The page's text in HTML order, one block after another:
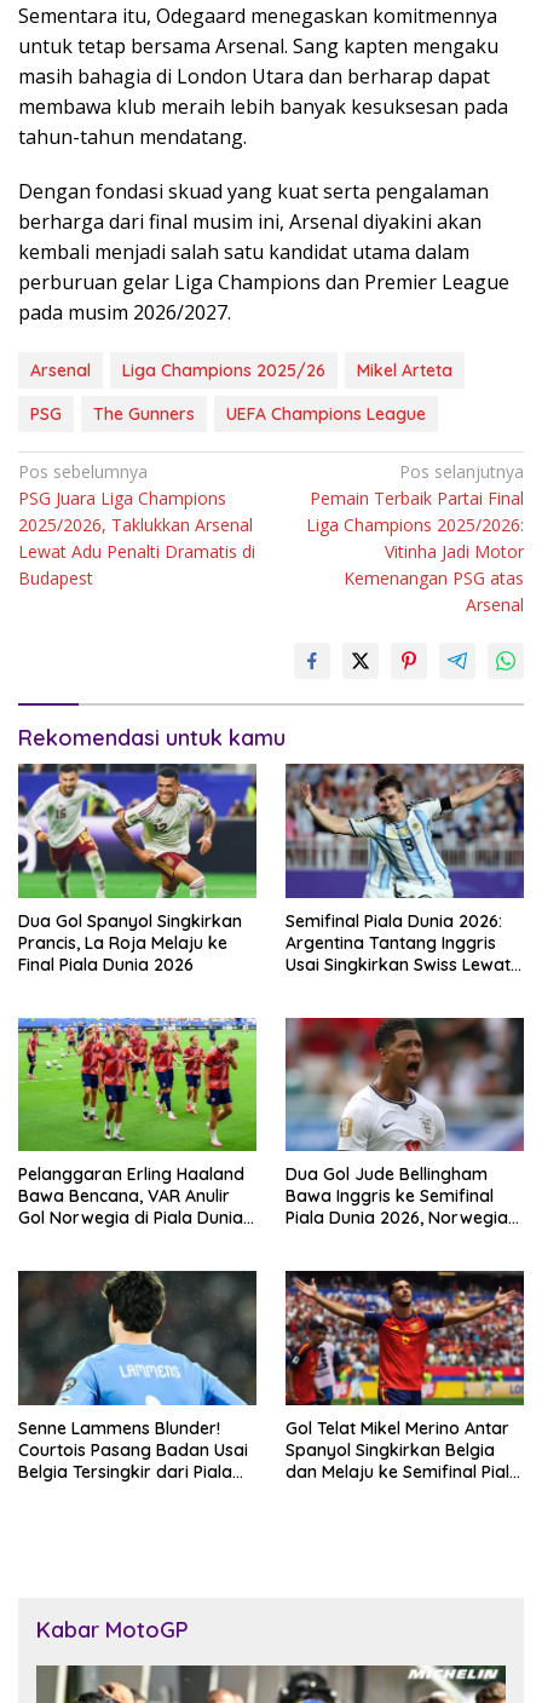
Sementara itu, Odegaard menegaskan komitmennya
untuk tetap bersama Arsenal. Sang kapten mengaku
masih bahagia di London Utara dan berharap dapat
membawa klub meraih lebih banyak kesuksesan pada
tahun-tahun mendatang.
Dengan fondasi skuad yang kuat serta pengalaman
berharga dari final musim ini, Arsenal diyakini akan
kembali menjadi salah satu kandidat utama dalam
perburuan gelar Liga Champions dan Premier League
pada musim 2026/2027.
Arsenal Liga Champions 2025/26
Mikel Arteta
PSG
The Gunners UEFA Champions League
Navigasi
pos
Pos sebelumnya
PSG Juara Liga Champions
2025/2026, Taklukkan Arsenal
Lewat Adu Penalti Dramatis di
Budapest
Pos selanjutnya
Pemain Terbaik Partai Final
Liga Champions 2025/2026:
Vitinha Jadi Motor
Kemenangan PSG atas
Arsenal
Rekomendasi untuk kamu
Dua Gol Spanyol Singkirkan
Prancis, La Roja Melaju ke
Final Piala Dunia 2026
Semifinal Piala Dunia 2026:
Argentina Tantang Inggris
Usai Singkirkan Swiss Lewat
Pelanggaran Erling Haaland
Bawa Bencana, VAR Anulir
Gol Norwegia di Piala Dunia
Dua Gol Jude Bellingham
Bawa Inggris ke Semifinal
Piala Dunia 2026, Norwegia
Senne Lammens Blunder!
Courtois Pasang Badan Usai
Belgia Tersingkir dari Piala
Gol Telat Mikel Merino Antar
Spanyol Singkirkan Belgia
dan Melaju ke Semifinal Piala
Kabar MotoGP